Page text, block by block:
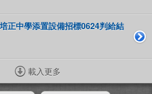
正中學添置設備招標0624判給結
載入更多